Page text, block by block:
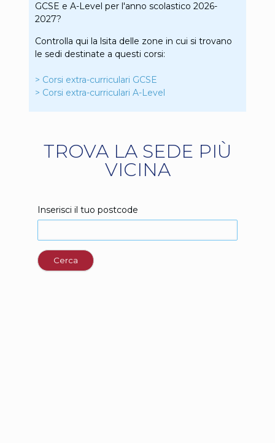
GCSE e A-Level per l'anno scolastico 2026-
2027?
Controlla qui la lsita delle zone in cui si trovano
le sedi destinate a questi corsi:
> Corsi extra-curriculari GCSE
> Corsi extra-curriculari A-Level
TROVA LA SEDE PIÙ
VICINA
Inserisci il tuo postcode